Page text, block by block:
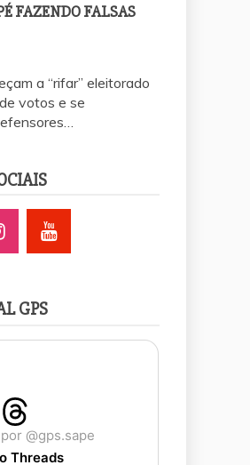
FAZENDO FALSAS
a “rifar” eleitorado
votos e se
GPS
@gps.sape
Threads